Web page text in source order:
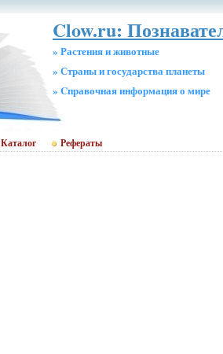
Clow.ru:
» Растения и животные
» Страны и государства планеты
» Cправочная информация о мире
Каталог Рефераты